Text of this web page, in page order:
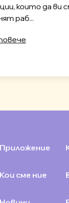
които да ви
раб...
Приложение
Кои сме ние